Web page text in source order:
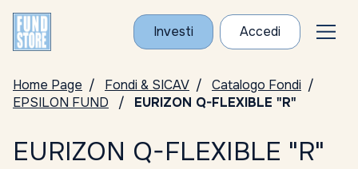
Investi Accedi
Home Page Fondi & SICAV
Catalogo Fondi
EPSILON FUND
EURIZON Q-FLEXIBLE "R"
EURIZON Q-FLEXIBLE "R"